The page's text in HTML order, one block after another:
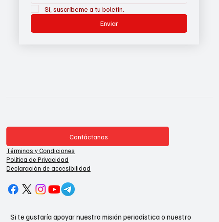
Sí, suscríbeme a tu boletín.
Enviar
Contáctanos
Términos y Condiciones
Política de Privacidad
Declaración de accesibilidad
Si te gustaría apoyar nuestra misión periodística o nuestro